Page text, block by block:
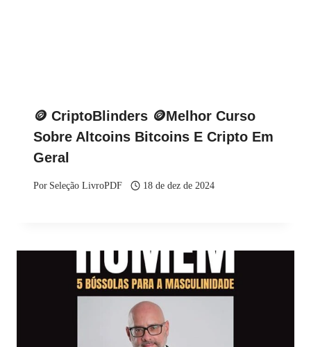
🪙 CriptoBlinders 🪙Melhor Curso
Sobre Altcoins Bitcoins E Cripto Em
Geral
Por Seleção LivroPDF 18 de dez de 2024